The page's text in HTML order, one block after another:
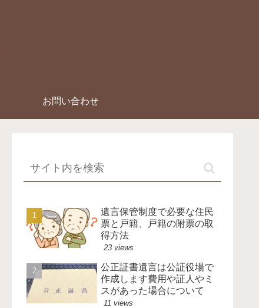
お問い合わせ
遺言保管制度で必要な住民
票と戸籍、戸籍の附票の取
得方法
23 views
公正証書遺言は公証役場で
作成します費用や証人やミ
スがあった場合について
11 views